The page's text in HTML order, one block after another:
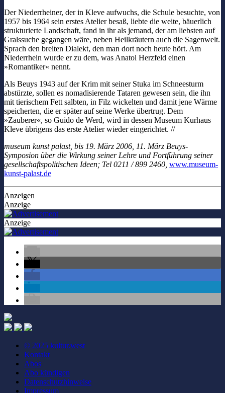
Der Niederrheiner, der in Kleve aufwuchs, die Schule besuchte, von
1957 bis 1964 sein erstes Atelier besaß, liebte die weite, bäuerlich
strukturierte Landschaft, fand in ihr als jemand, der am liebsten auf
Gralssuche gegangen wäre, neben Heilkräutern auch die Sagenwelt.
Sprach den breiten Dialekt, den man dort noch heute hört. Am
Niederrhein wurde er zu dem, was Anatol Herzfeld einen
»Romantiker« nennt.
Als Beuys 1943 auf der Krim mit seiner Stuka im Schneesturm
abstürzte, sollen es nomadisierende Tataren gewesen sein, die ihn
mit tierischem Fett salbten, in Filz wickelten und damit jene Wärme
speicherten, die er später auf seine Werke übertrug. Dem
»Zauberer«, so Guido de Werd, wird in dessen Museum Kurhaus
Kleve übrigens das erste Atelier wieder eingerichtet. //
museum kunst palast, bis 19. März 2006, 11. März Beuys-
Symposion über die Wirkung seiner Lehre und Fortführung seiner
gesellschaftspolitischen Ideen; Tel 0211 / 899 2460, www.museum-
kunst-palast.de
Anzeigen
Anzeige
Anzeige
© 2025 kultur.west
Kontakt
Abos
Abo kündigen
Datenschutzhinweise
Impressum